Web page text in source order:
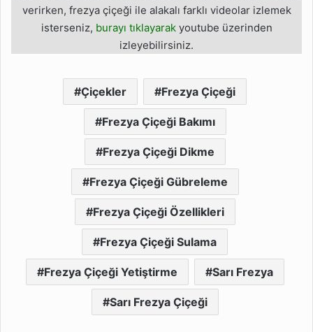
verirken, frezya çiçeği ile alakalı farklı videolar izlemek
isterseniz, burayı tıklayarakyoutube üzerinden
izleyebilirsiniz.
Çiçekler Frezya Çiçeği
Frezya Çiçeği Bakımı
Frezya Çiçeği Dikme
Frezya Çiçeği Gübreleme
Frezya Çiçeği Özellikleri
Frezya Çiçeği Sulama
Frezya Çiçeği Yetiştirme Sarı Frezya
Sarı Frezya Çiçeği